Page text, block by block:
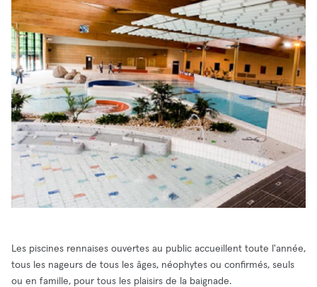
Les piscines rennaises ouvertes au public accueillent toute l'année,
tous les nageurs de tous les âges, néophytes ou confirmés, seuls
ou en famille, pour tous les plaisirs de la baignade.